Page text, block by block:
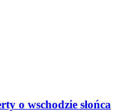
o wschodzie słońca